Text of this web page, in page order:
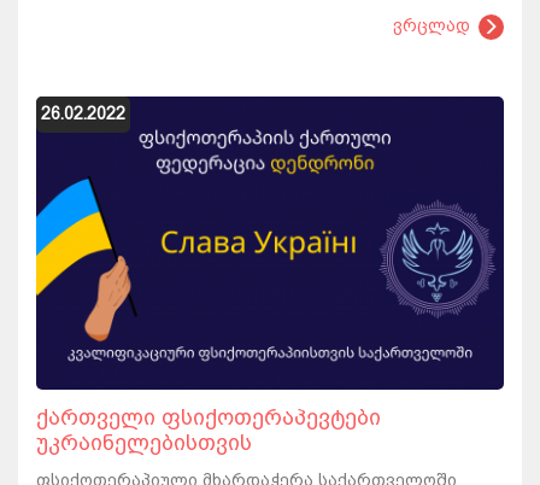
ვრცლად
ქართველი ფსიქოთერაპევტები
უკრაინელებისთვის
ფსიქოთერაპიული მხარდაჭერა საქართველოში
26.02.2022